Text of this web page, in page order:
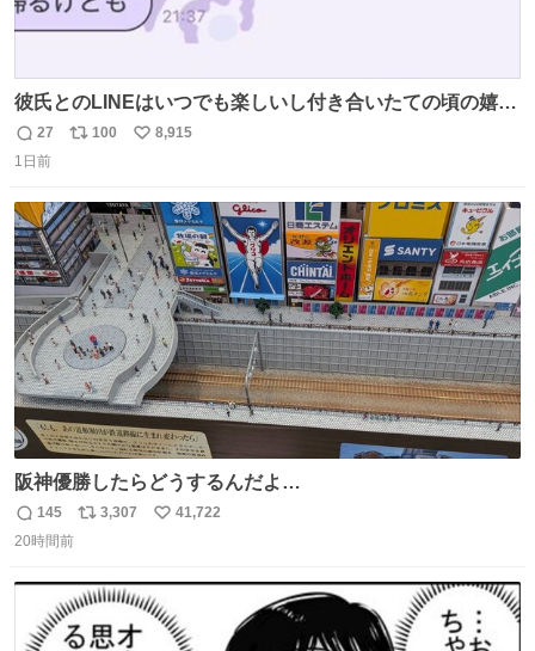
彼氏とのLINEはいつでも楽しいし付き合いたての頃の嬉し
かったLINEは無限にあるけど(同棲前は1日で各50通くらい
送りあってたし)最近嬉しかったのはこれ
返
信
27
リ
ト
数
100
い
数
8,915
1日前
阪神優勝したらどうするんだよ…
返
信
145
リ
ト
数
3,307
い
数
41,722
20時間前